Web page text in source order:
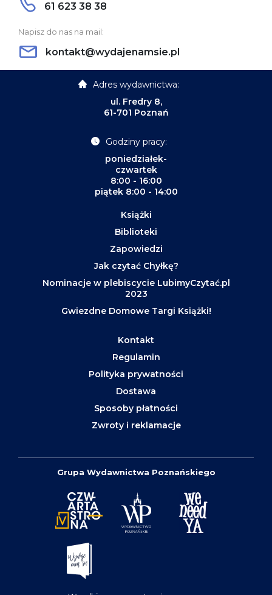
61 623 38 38
Napisz do nas na mail:
kontakt@wydajenamsie.pl
Adres wydawnictwa:
ul. Fredry 8,
61-701 Poznań
Godziny pracy:
poniedziałek-
czwartek
8:00 - 16:00
piątek 8:00 - 14:00
Książki
Biblioteki
Zapowiedzi
Jak czytać Chyłkę?
Nominacje w plebiscycie LubimyCzytać.pl
2023
Gwiezdne Domowe Targi Książki!
Kontakt
Regulamin
Polityka prywatności
Dostawa
Sposoby płatności
Zwroty i reklamacje
Grupa Wydawnictwa Poznańskiego